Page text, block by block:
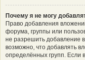
Почему я не могу
Право добавления
форума, группы или
не разрешить добавление
возможно, что добавлять
определённых групп. Если